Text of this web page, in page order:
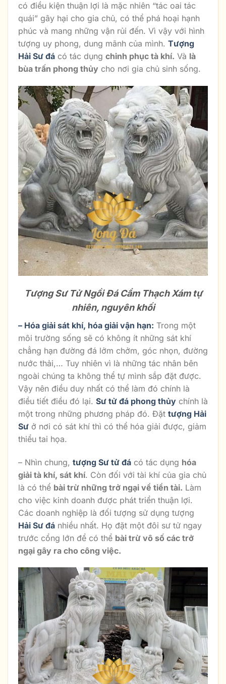
có điều kiện thuận lợi là mặc nhiên “tác oai tác
quái” gây hại cho gia chủ, có thể phá hoại hạnh
phúc và mang những vận rủi đến. Vì vậy với hình
tượng uy phong, dung mãnh của mình. Tượng
Hải Sư đá có tác dụng chinh phục tà khí. Và là
bùa trấn phong thủy cho nơi gia chủ sinh sống.
Tượng Sư Tử Ngồi Đá Cẩm Thạch Xám tự
nhiên, nguyên khối
– Hóa giải sát khí, hóa giải vận hạn: Trong một
môi trường sống sẽ có không ít những sát khí
chẳng hạn đường đá lởm chởm, góc nhọn, đường
nước thải,… Tuy nhiên vì là những tác nhân bên
ngoài chúng ta không thể tự mình sắp đặt được.
Vậy nên điều duy nhất có thể làm đó chính là
điều tiết điều đó lại. Sư tử đá phong thủy chính là
một trong những phương pháp đó. Đặt tượng Hải
Sư ở nơi có sát khí thì có thể hóa giải được, giảm
thiểu tai họa.
– Nhìn chung, tượng Sư tử đá có tác dụng hóa
giải tà khí, sát khí. Còn đối với tài khí của gia chủ
là có thể bài trừ những trở ngại về tiền tài. Làm
cho việc kinh doanh được phát triển thuận lợi.
Các doanh nghiệp là đối tượng sử dụng tượng
Hải Sư đá nhiều nhất. Họ đặt một đôi sư tử ngay
trước cổng lớn để có thể bài trừ vô số các trở
ngại gây ra cho công việc.